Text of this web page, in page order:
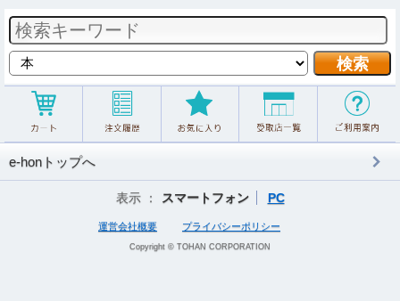
e-honトップへ
表示 ： スマートフォン PC
運営会社概要 プライバシーポリシー
Copyright © TOHAN CORPORATION